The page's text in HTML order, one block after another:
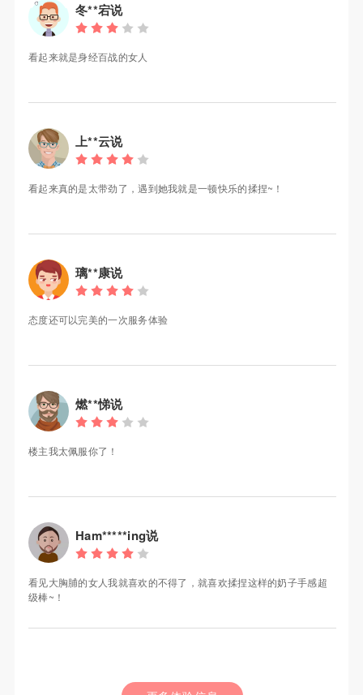
冬**宕说
看起来就是身经百战的女人
上**云说
看起来真的是太带劲了，遇到她我就是一顿快乐的揉捏~！
璃**康说
态度还可以完美的一次服务体验
燃**悌说
楼主我太佩服你了！
Ham*****ing说
看见大胸脯的女人我就喜欢的不得了，就喜欢揉捏这样的奶子手感超
级棒~！